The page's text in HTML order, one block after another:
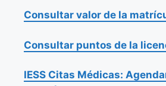
Consultar valor de la
Consultar puntos de la
IESS Citas Médicas: